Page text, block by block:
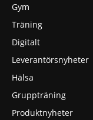
Gym
Träning
Digitalt
Leverantörsnyheter
Hälsa
Gruppträning
Produktnyheter